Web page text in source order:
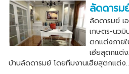
ลัดดารม
ลัดดารมย์ เ
เกษตร-นวมิ
ตกแต่งภาย
เฮียสุตกแต่
บ้านลัดดารมย์ โดยทีมงานเฮียสุตกแต่ง